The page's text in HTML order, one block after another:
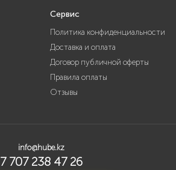
Сервис
Политика конфиденциальности
Доставка и оплата
Договор публичной оферты
Правила оплаты
Отзывы
info@hube.kz
7 707 238 47 26